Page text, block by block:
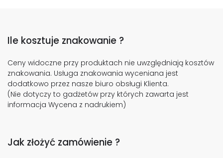
Ile kosztuje znakowanie ?
Ceny widoczne przy produktach nie uwzględniają kosztów
znakowania. Usługa znakowania wyceniana jest
dodatkowo przez nasze biuro obsługi Klienta.
(Nie dotyczy to gadżetów przy których zawarta jest
informacja Wycena z nadrukiem)
Jak złożyć zamówienie ?